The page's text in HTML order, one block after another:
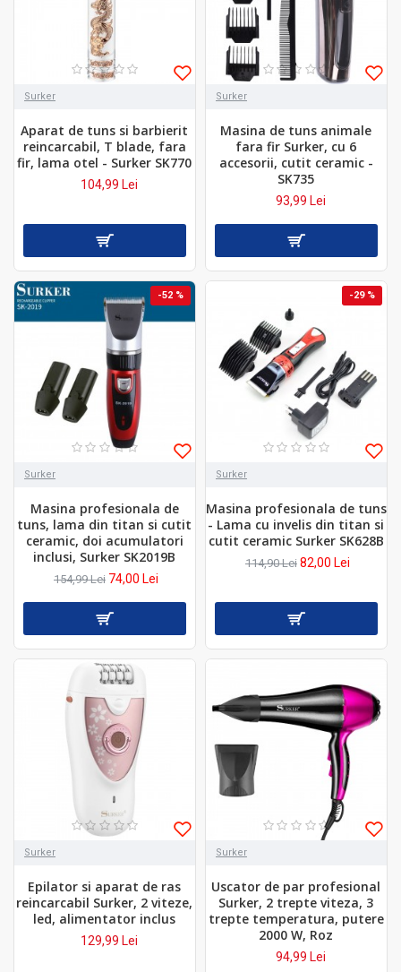
Surker
Aparat de tuns si barbierit
reincarcabil, T blade, fara
fir, lama otel - Surker SK770
104,99 Lei
Surker
Masina de tuns animale
fara fir Surker, cu 6
accesorii, cutit ceramic -
SK735
93,99 Lei
-52 %
Surker
Masina profesionala de
tuns, lama din titan si cutit
ceramic, doi acumulatori
inclusi, Surker SK2019B
154,99 Lei 74,00 Lei
-29 %
Surker
Masina profesionala de tuns
- Lama cu invelis din titan si
cutit ceramic Surker SK628B
114,90 Lei 82,00 Lei
Surker
Epilator si aparat de ras
reincarcabil Surker, 2 viteze,
led, alimentator inclus
129,99 Lei
Surker
Uscator de par profesional
Surker, 2 trepte viteza, 3
trepte temperatura, putere
2000 W, Roz
94,99 Lei